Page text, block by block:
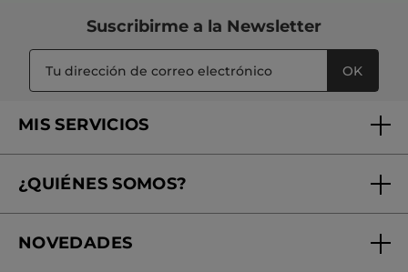
Suscribirme a la Newsletter
OK
MIS SERVICIOS
Tratamientos de Belleza
Mi club Yves Rocher
¿QUIÉNES SOMOS?
¿Quiénes somos?
NOVEDADES